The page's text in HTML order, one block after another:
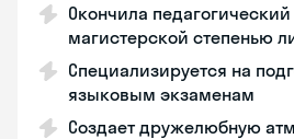
Окончила
магистерской степенью
Специализируется на
языковым экзаменам
Создает дружелюбную